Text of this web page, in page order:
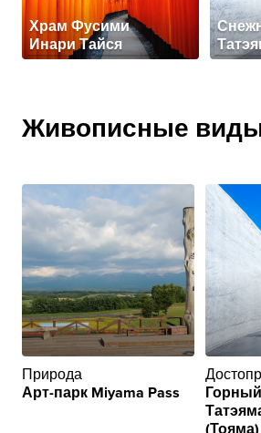
Храм Фусими
Инари Тайся
Живописные
Природа
Арт-парк Miyama Pass